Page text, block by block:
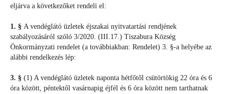
eljárva a következőket rendeli el:
1. § A vendéglátó üzletek éjszakai nyitvatartási rendjének
szabályozásáról szóló 3/2020. (III.17.) Tiszabura Község
Önkormányzati rendelet (a továbbiakban: Rendelet) 3. §-a helyébe az
alábbi rendelkezés lép:
3. § (1) A vendéglátó üzletek naponta hétfőtől csütörtökig 22 óra és 6
óra között, péntektől vasárnapig éjfél és 6 óra között nem tarthatnak